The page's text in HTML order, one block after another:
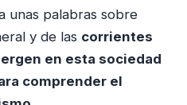
unas palabras sobre
y de las corrientes
en esta sociedad
comprender el